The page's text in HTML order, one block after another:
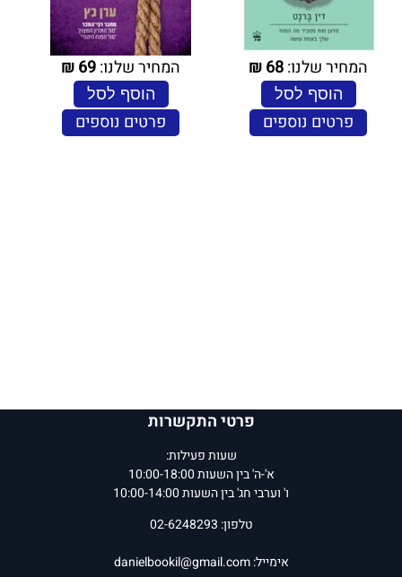
המחיר שלנו:68
₪
הוסף לסל
פרטים נוספים
המחיר שלנו:69
₪
הוסף לסל
פרטים נוספים
פרטי התקשרות
שעות פעילות:
א'-ה' בין השעות 10:00-18:00
ו' וערבי חג' בין השעות 10:00-14:00
טלפון: 02-6248293
אימייל:danielbookil@gmail.com